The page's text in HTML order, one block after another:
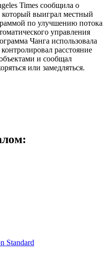
Times сообщила о
который выиграл местный
по улучшению потока
управления
Чанга использовала
расстояние
и сообщал
или замедляться.
Standard